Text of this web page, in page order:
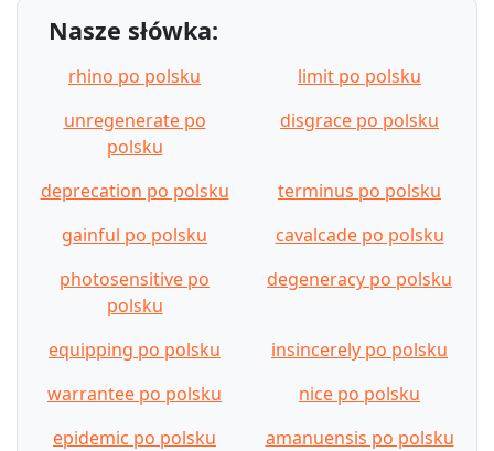
Nasze słówka:
rhino po polsku
limit po polsku
unregenerate po
polsku
disgrace po polsku
deprecation po polsku
terminus po polsku
gainful po polsku
cavalcade po polsku
photosensitive po
polsku
degeneracy po polsku
equipping po polsku
insincerely po polsku
warrantee po polsku
nice po polsku
epidemic po polsku
amanuensis po polsku